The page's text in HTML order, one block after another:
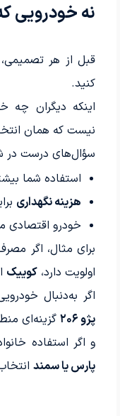
نه خودرویی
قبل از هر
کنید.
اینکه دیگران چه
نیست که همان
سؤال‌های درست در
استفاده شما
هزینه نگهداری
خودرو اقتصادی
برای مثال، اگر
اولویت دارد، کوییک
اگر به‌دنبال
پژو ۲۰۶
گزینه‌ای
و اگر استفاده
پارس یا سمند